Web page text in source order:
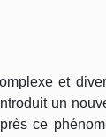
et
un
ce